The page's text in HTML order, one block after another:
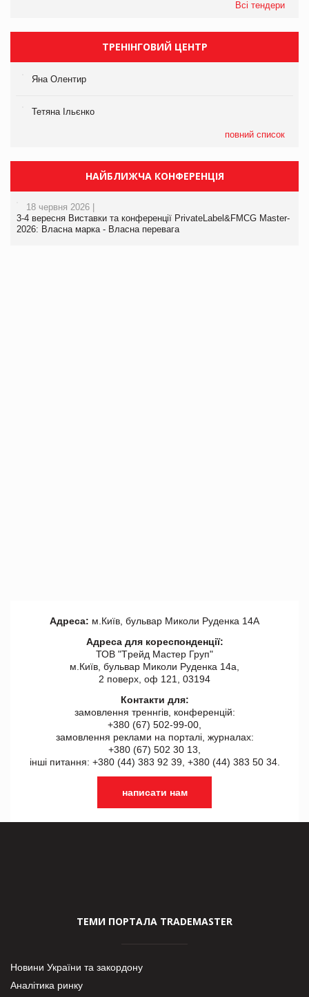
Всі тендери
ТРЕНІНГОВИЙ ЦЕНТР
Яна Олентир
Тетяна Ільєнко
повний список
НАЙБЛИЖЧА КОНФЕРЕНЦІЯ
18 червня 2026 |
3-4 вересня Виставки та конференції PrivateLabel&FMCG Master-
2026: Власна марка - Власна перевага
Адреса: м.Київ, бульвар Миколи Руденка 14А
Адреса для кореспонденції:
ТОВ "Tрейд Мастер Груп"
м.Київ, бульвар Миколи Руденка 14а,
2 поверх, оф 121, 03194
Контакти для:
замовлення треннгів, конференцій:
+380 (67) 502-99-00,
замовлення реклами на порталі, журналах:
+380 (67) 502 30 13,
інші питання: +380 (44) 383 92 39, +380 (44) 383 50 34.
написати нам
ТЕМИ ПОРТАЛА TRADEMASTER
Новини України та закордону
Аналітика ринку